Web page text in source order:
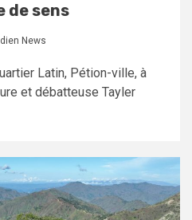
de sens
News
Latin, Pétion-ville, à
et débatteuse Tayler